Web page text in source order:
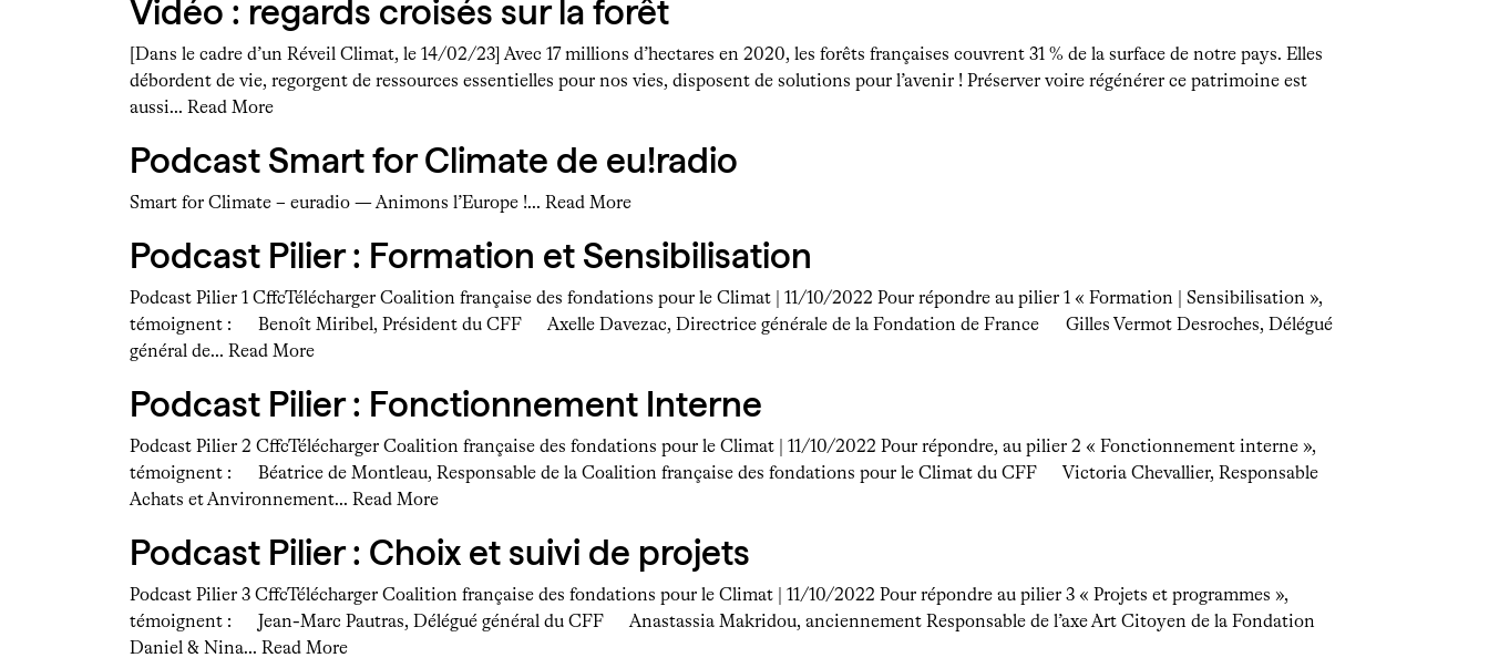
Vidéo : regards croisés sur la forêt
[Dans le cadre d’un Réveil Climat, le 14/02/23] Avec 17 millions d’hectares en 2020, les forêts françaises couvrent 31 % de la surface de notre pays. Elles
débordent de vie, regorgent de ressources essentielles pour nos vies, disposent de solutions pour l’avenir ! Préserver voire régénérer ce patrimoine est
aussi… Read More
Podcast Smart for Climate de eu!radio
Smart for Climate – euradio — Animons l’Europe !… Read More
Podcast Pilier : Formation et Sensibilisation
Podcast Pilier 1 CffcTélécharger Coalition française des fondations pour le Climat | 11/10/2022 Pour répondre au pilier 1 « Formation | Sensibilisation »,
témoignent : Benoît Miribel, Président du CFF Axelle Davezac, Directrice générale de la Fondation de France Gilles Vermot Desroches, Délégué
général de… Read More
Podcast Pilier : Fonctionnement Interne
Podcast Pilier 2 CffcTélécharger Coalition française des fondations pour le Climat | 11/10/2022 Pour répondre, au pilier 2 « Fonctionnement interne »,
témoignent : Béatrice de Montleau, Responsable de la Coalition française des fondations pour le Climat du CFF Victoria Chevallier, Responsable
Achats et Anvironnement… Read More
Podcast Pilier : Choix et suivi de projets
Podcast Pilier 3 CffcTélécharger Coalition française des fondations pour le Climat | 11/10/2022 Pour répondre au pilier 3 « Projets et programmes »,
témoignent : Jean-Marc Pautras, Délégué général du CFF Anastassia Makridou, anciennement Responsable de l’axe Art Citoyen de la Fondation
Daniel & Nina… Read More